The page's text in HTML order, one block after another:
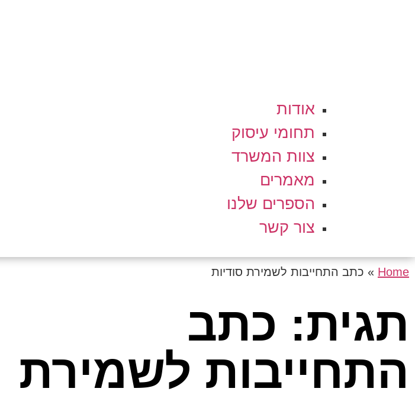
אודות
תחומי עיסוק
צוות המשרד
מאמרים
הספרים שלנו
צור קשר
Home
» כתב התחייבות לשמירת סודיות
תגית: כתב
התחייבות לשמירת